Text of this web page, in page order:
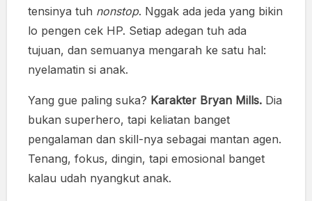
tensinya tuh nonstop. Nggak ada jeda yang bikin
lo pengen cek HP. Setiap adegan tuh ada
tujuan, dan semuanya mengarah ke satu hal:
nyelamatin si anak.
Yang gue paling suka? Karakter Bryan Mills. Dia
bukan superhero, tapi keliatan banget
pengalaman dan skill-nya sebagai mantan agen.
Tenang, fokus, dingin, tapi emosional banget
kalau udah nyangkut anak.